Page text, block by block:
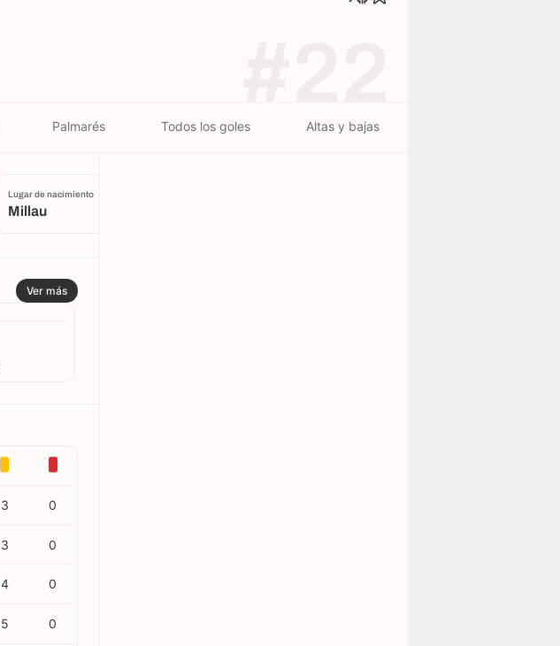
Palmarés Todos los goles Altas y bajas
Lugar de nacimiento
Millau
Ver más
3 0
3 0
4 0
5 0